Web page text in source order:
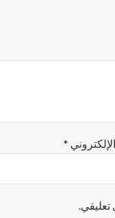
*
تعليقي.